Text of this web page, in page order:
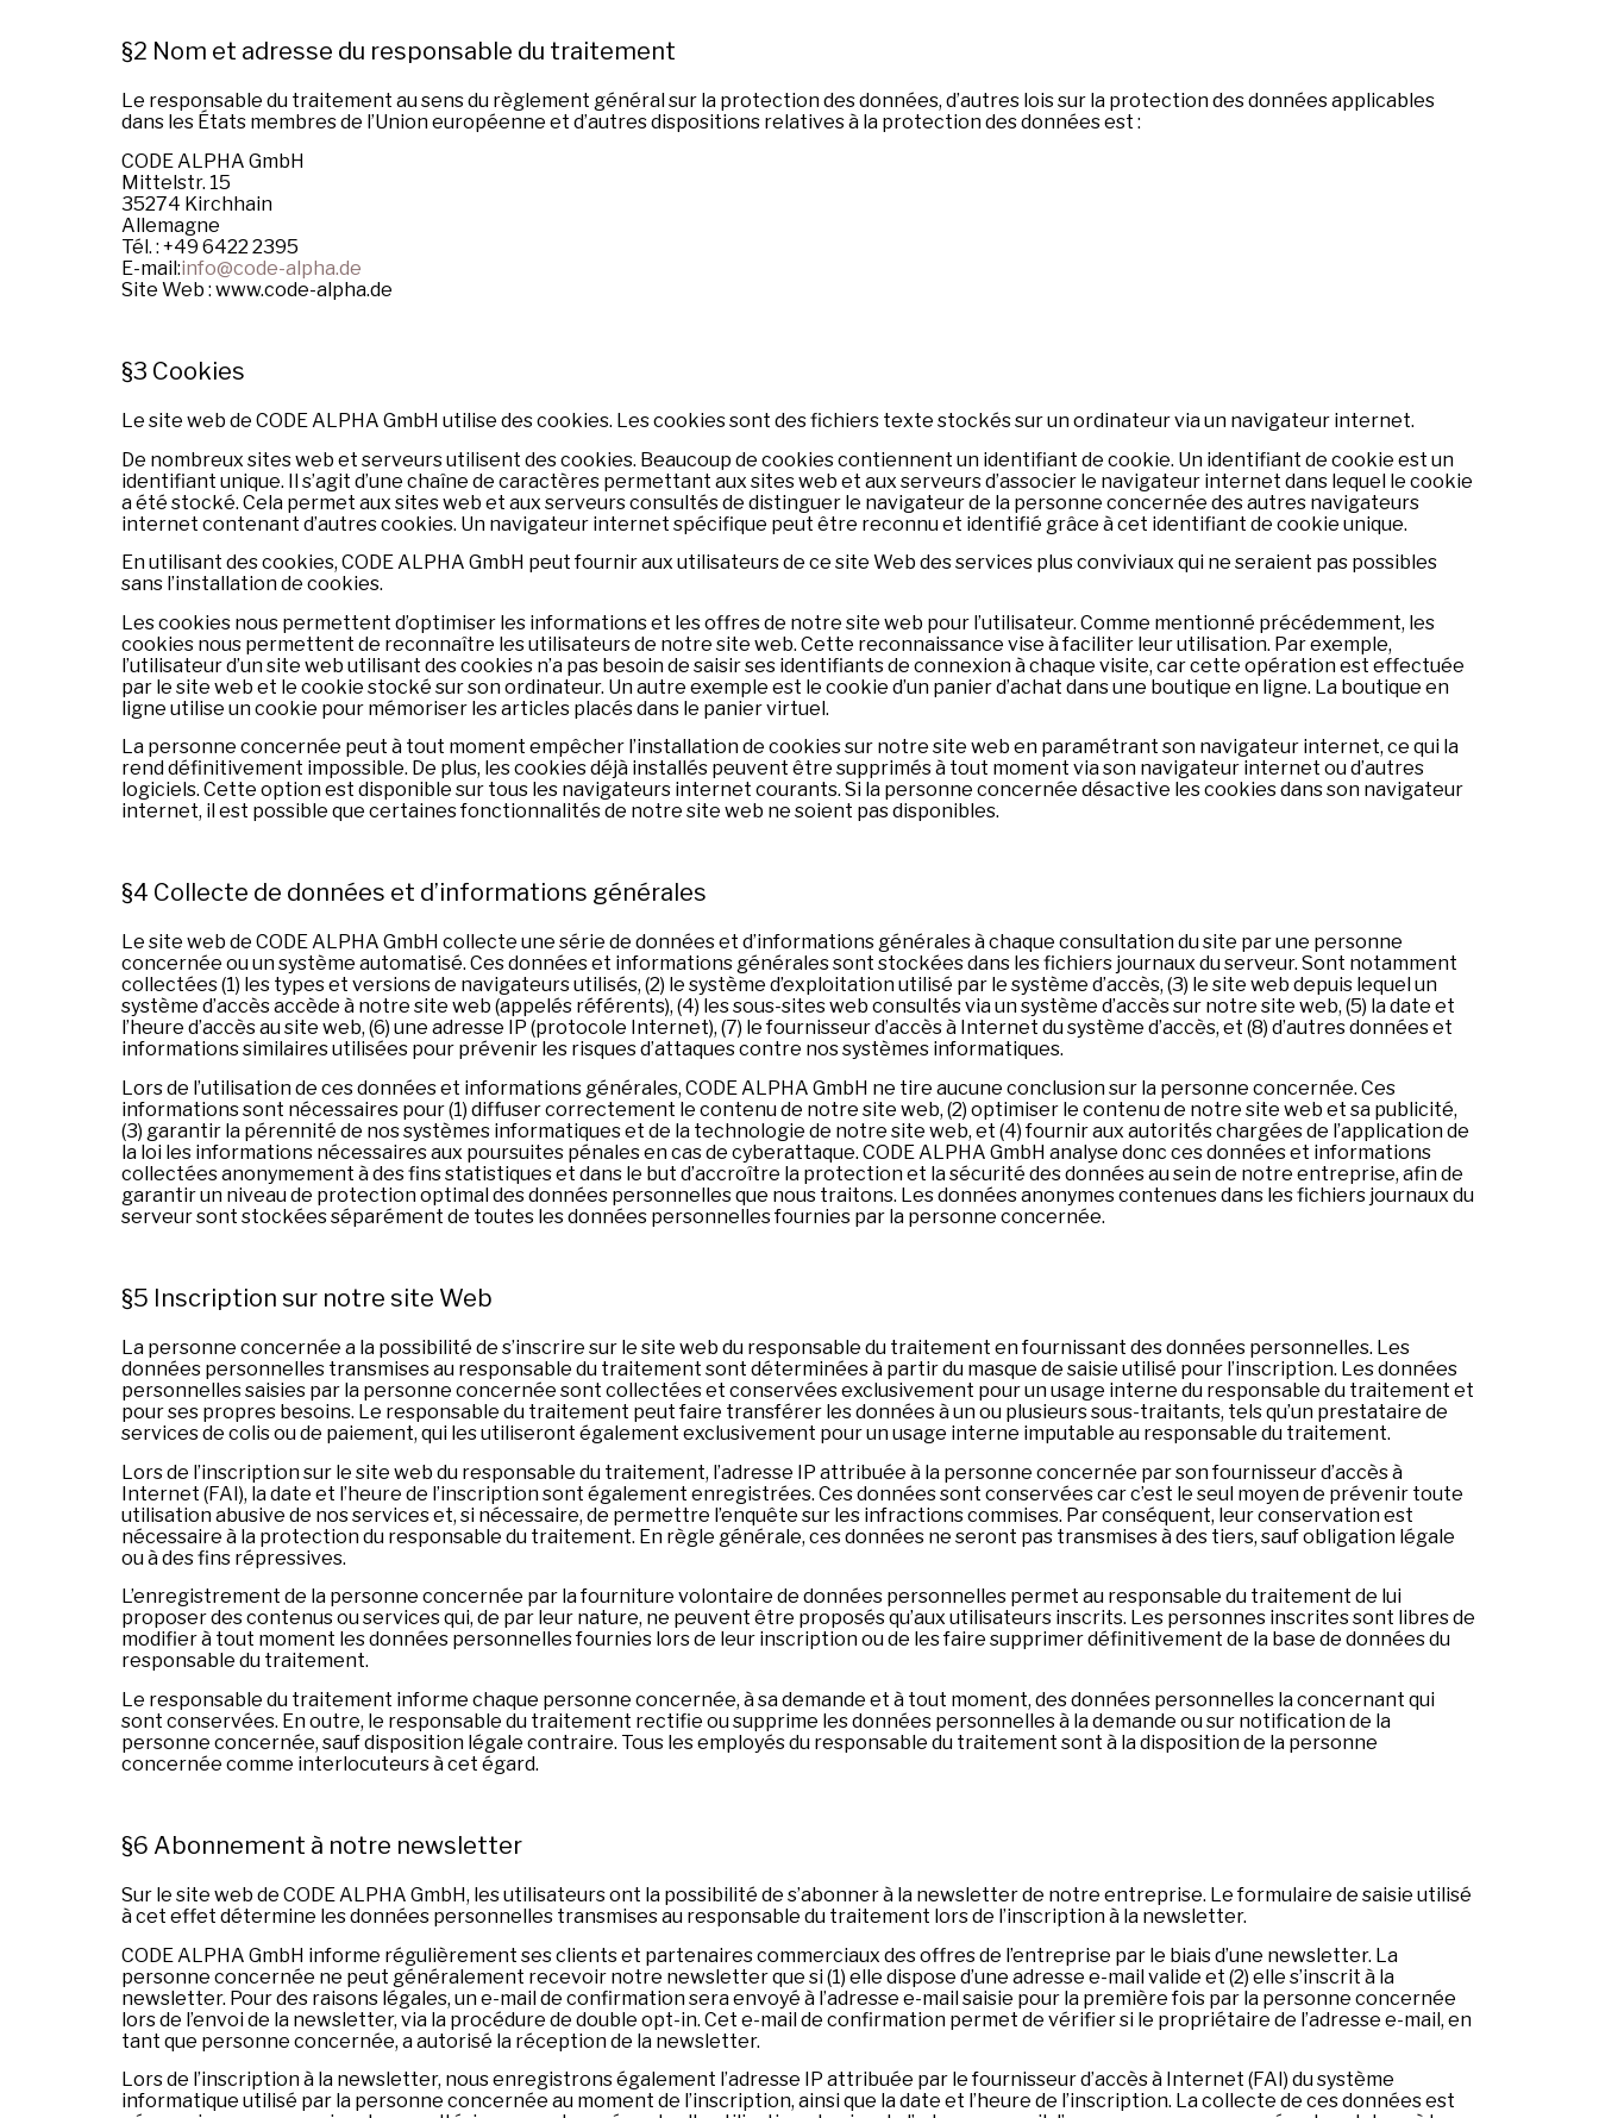
§2 Nom et adresse du responsable du traitement
Le responsable du traitement au sens du règlement général sur la protection des données, d’autres lois sur la protection des données applicables
dans les États membres de l’Union européenne et d’autres dispositions relatives à la protection des données est :
CODE ALPHA GmbH
Mittelstr. 15
35274 Kirchhain
Allemagne
Tél. : +49 6422 2395
E-mail:info@code-alpha.de
Site Web : www.code-alpha.de
§3 Cookies
Le site web de CODE ALPHA GmbH utilise des cookies. Les cookies sont des fichiers texte stockés sur un ordinateur via un navigateur internet.
De nombreux sites web et serveurs utilisent des cookies. Beaucoup de cookies contiennent un identifiant de cookie. Un identifiant de cookie est un
identifiant unique. Il s’agit d’une chaîne de caractères permettant aux sites web et aux serveurs d’associer le navigateur internet dans lequel le cookie
a été stocké. Cela permet aux sites web et aux serveurs consultés de distinguer le navigateur de la personne concernée des autres navigateurs
internet contenant d’autres cookies. Un navigateur internet spécifique peut être reconnu et identifié grâce à cet identifiant de cookie unique.
En utilisant des cookies, CODE ALPHA GmbH peut fournir aux utilisateurs de ce site Web des services plus conviviaux qui ne seraient pas possibles
sans l’installation de cookies.
Les cookies nous permettent d’optimiser les informations et les offres de notre site web pour l’utilisateur. Comme mentionné précédemment, les
cookies nous permettent de reconnaître les utilisateurs de notre site web. Cette reconnaissance vise à faciliter leur utilisation. Par exemple,
l’utilisateur d’un site web utilisant des cookies n’a pas besoin de saisir ses identifiants de connexion à chaque visite, car cette opération est effectuée
par le site web et le cookie stocké sur son ordinateur. Un autre exemple est le cookie d’un panier d’achat dans une boutique en ligne. La boutique en
ligne utilise un cookie pour mémoriser les articles placés dans le panier virtuel.
La personne concernée peut à tout moment empêcher l’installation de cookies sur notre site web en paramétrant son navigateur internet, ce qui la
rend définitivement impossible. De plus, les cookies déjà installés peuvent être supprimés à tout moment via son navigateur internet ou d’autres
logiciels. Cette option est disponible sur tous les navigateurs internet courants. Si la personne concernée désactive les cookies dans son navigateur
internet, il est possible que certaines fonctionnalités de notre site web ne soient pas disponibles.
§4 Collecte de données et d’informations générales
Le site web de CODE ALPHA GmbH collecte une série de données et d’informations générales à chaque consultation du site par une personne
concernée ou un système automatisé. Ces données et informations générales sont stockées dans les fichiers journaux du serveur. Sont notamment
collectées (1) les types et versions de navigateurs utilisés, (2) le système d’exploitation utilisé par le système d’accès, (3) le site web depuis lequel un
système d’accès accède à notre site web (appelés référents), (4) les sous-sites web consultés via un système d’accès sur notre site web, (5) la date et
l’heure d’accès au site web, (6) une adresse IP (protocole Internet), (7) le fournisseur d’accès à Internet du système d’accès, et (8) d’autres données et
informations similaires utilisées pour prévenir les risques d’attaques contre nos systèmes informatiques.
Lors de l’utilisation de ces données et informations générales, CODE ALPHA GmbH ne tire aucune conclusion sur la personne concernée. Ces
informations sont nécessaires pour (1) diffuser correctement le contenu de notre site web, (2) optimiser le contenu de notre site web et sa publicité,
(3) garantir la pérennité de nos systèmes informatiques et de la technologie de notre site web, et (4) fournir aux autorités chargées de l’application de
la loi les informations nécessaires aux poursuites pénales en cas de cyberattaque. CODE ALPHA GmbH analyse donc ces données et informations
collectées anonymement à des fins statistiques et dans le but d’accroître la protection et la sécurité des données au sein de notre entreprise, afin de
garantir un niveau de protection optimal des données personnelles que nous traitons. Les données anonymes contenues dans les fichiers journaux du
serveur sont stockées séparément de toutes les données personnelles fournies par la personne concernée.
§5 Inscription sur notre site Web
La personne concernée a la possibilité de s’inscrire sur le site web du responsable du traitement en fournissant des données personnelles. Les
données personnelles transmises au responsable du traitement sont déterminées à partir du masque de saisie utilisé pour l’inscription. Les données
personnelles saisies par la personne concernée sont collectées et conservées exclusivement pour un usage interne du responsable du traitement et
pour ses propres besoins. Le responsable du traitement peut faire transférer les données à un ou plusieurs sous-traitants, tels qu’un prestataire de
services de colis ou de paiement, qui les utiliseront également exclusivement pour un usage interne imputable au responsable du traitement.
Lors de l’inscription sur le site web du responsable du traitement, l’adresse IP attribuée à la personne concernée par son fournisseur d’accès à
Internet (FAI), la date et l’heure de l’inscription sont également enregistrées. Ces données sont conservées car c’est le seul moyen de prévenir toute
utilisation abusive de nos services et, si nécessaire, de permettre l’enquête sur les infractions commises. Par conséquent, leur conservation est
nécessaire à la protection du responsable du traitement. En règle générale, ces données ne seront pas transmises à des tiers, sauf obligation légale
ou à des fins répressives.
L’enregistrement de la personne concernée par la fourniture volontaire de données personnelles permet au responsable du traitement de lui
proposer des contenus ou services qui, de par leur nature, ne peuvent être proposés qu’aux utilisateurs inscrits. Les personnes inscrites sont libres de
modifier à tout moment les données personnelles fournies lors de leur inscription ou de les faire supprimer définitivement de la base de données du
responsable du traitement.
Le responsable du traitement informe chaque personne concernée, à sa demande et à tout moment, des données personnelles la concernant qui
sont conservées. En outre, le responsable du traitement rectifie ou supprime les données personnelles à la demande ou sur notification de la
personne concernée, sauf disposition légale contraire. Tous les employés du responsable du traitement sont à la disposition de la personne
concernée comme interlocuteurs à cet égard.
§6 Abonnement à notre newsletter
Sur le site web de CODE ALPHA GmbH, les utilisateurs ont la possibilité de s’abonner à la newsletter de notre entreprise. Le formulaire de saisie utilisé
à cet effet détermine les données personnelles transmises au responsable du traitement lors de l’inscription à la newsletter.
CODE ALPHA GmbH informe régulièrement ses clients et partenaires commerciaux des offres de l’entreprise par le biais d’une newsletter. La
personne concernée ne peut généralement recevoir notre newsletter que si (1) elle dispose d’une adresse e-mail valide et (2) elle s’inscrit à la
newsletter. Pour des raisons légales, un e-mail de confirmation sera envoyé à l’adresse e-mail saisie pour la première fois par la personne concernée
lors de l’envoi de la newsletter, via la procédure de double opt-in. Cet e-mail de confirmation permet de vérifier si le propriétaire de l’adresse e-mail, en
tant que personne concernée, a autorisé la réception de la newsletter.
Lors de l’inscription à la newsletter, nous enregistrons également l’adresse IP attribuée par le fournisseur d’accès à Internet (FAI) du système
informatique utilisé par la personne concernée au moment de l’inscription, ainsi que la date et l’heure de l’inscription. La collecte de ces données est